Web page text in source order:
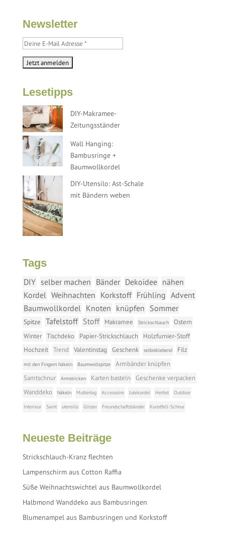
Newsletter
Lesetipps
DIY-Makramee-
Zeitungsständer
Wall Hanging:
Bambusringe +
Baumwollkordel
DIY-Utensilo: Ast-Schale
mit Bändern weben
Tags
DIY selber machen Bänder Dekoidee nähen
Kordel Weihnachten Korkstoff Frühling Advent
Baumwollkordel Knoten knüpfen Sommer
Spitze Tafelstoff Stoff Makramee Strickschlauch
Ostern
Winter
Tischdeko Papier-Strickschlauch
Holzfurnier-Stoff
Hochzeit
Trend Valentinstag Geschenk selbstklebend Filz
mit den Fingern häkeln Baumwollspitze
Armbänder knüpfen
Samtschnur
Armstricken Karten basteln
Geschenke verpacken
Wanddeko
häkeln Muttertag Accessoire Jutekordel Herbst Outdoor
Interieur Samt utensilo Glitzer Freundschaftsbänder Kunstfell-Schnur
Neueste Beiträge
Strickschlauch-Kranz flechten
Lampenschirm aus Cotton Raffia
Süße Weihnachtswichtel aus Baumwollkordel
Halbmond Wanddeko aus Bambusringen
Blumenampel aus Bambusringen und Korkstoff